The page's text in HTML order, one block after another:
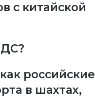
с китайской
российские
в шахтах,